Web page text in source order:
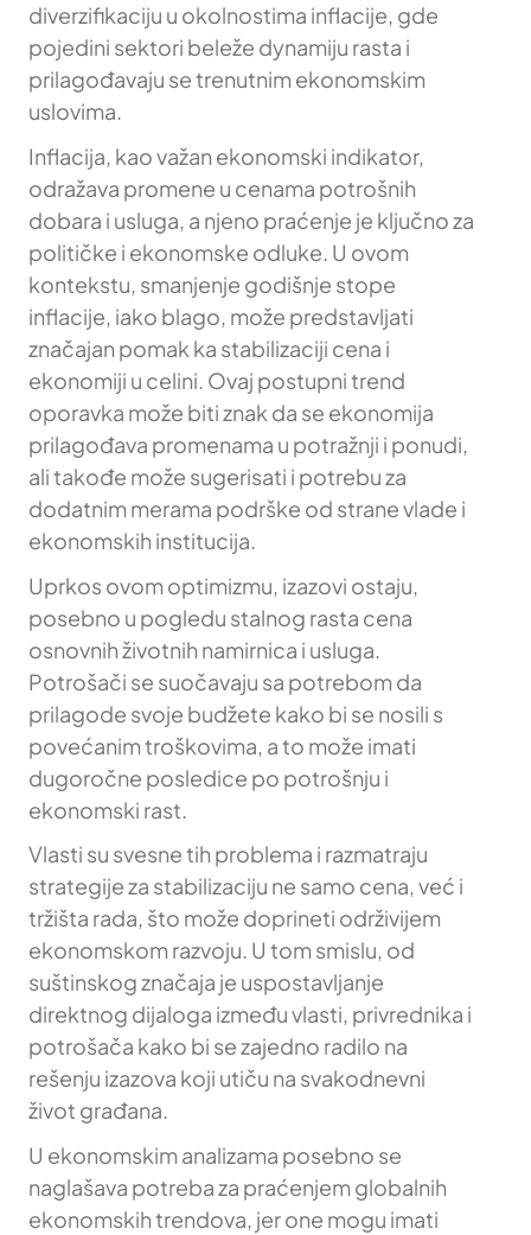
diverzifikaciju u okolnostima inflacije, gde
pojedini sektori beleže dynamiju rasta i
prilagođavaju se trenutnim ekonomskim
uslovima.
Inflacija, kao važan ekonomski indikator,
odražava promene u cenama potrošnih
dobara i usluga, a njeno praćenje je ključno za
političke i ekonomske odluke. U ovom
kontekstu, smanjenje godišnje stope
inflacije, iako blago, može predstavljati
značajan pomak ka stabilizaciji cena i
ekonomiji u celini. Ovaj postupni trend
oporavka može biti znak da se ekonomija
prilagođava promenama u potražnji i ponudi,
ali takođe može sugerisati i potrebu za
dodatnim merama podrške od strane vlade i
ekonomskih institucija.
Uprkos ovom optimizmu, izazovi ostaju,
posebno u pogledu stalnog rasta cena
osnovnih životnih namirnica i usluga.
Potrošači se suočavaju sa potrebom da
prilagode svoje budžete kako bi se nosili s
povećanim troškovima, a to može imati
dugoročne posledice po potrošnju i
ekonomski rast.
Vlasti su svesne tih problema i razmatraju
strategije za stabilizaciju ne samo cena, već i
tržišta rada, što može doprineti održivijem
ekonomskom razvoju. U tom smislu, od
suštinskog značaja je uspostavljanje
direktnog dijaloga između vlasti, privrednika i
potrošača kako bi se zajedno radilo na
rešenju izazova koji utiču na svakodnevni
život građana.
U ekonomskim analizama posebno se
naglašava potreba za praćenjem globalnih
ekonomskih trendova, jer one mogu imati